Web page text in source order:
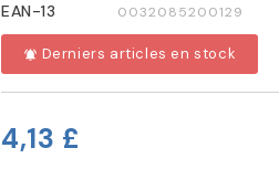
EAN-13 0032085200129
notifications_active Derniers articles en stock
4,13 £